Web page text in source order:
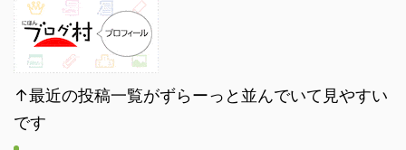
↑最近の投稿一覧がずらーっと並んでいて見やすい
です